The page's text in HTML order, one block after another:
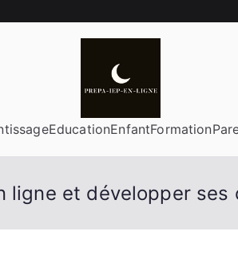
EducationEnfantFormation
et développer ses